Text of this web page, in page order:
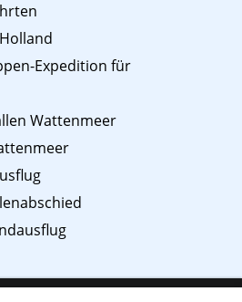
Expedition für
Wattenmeer